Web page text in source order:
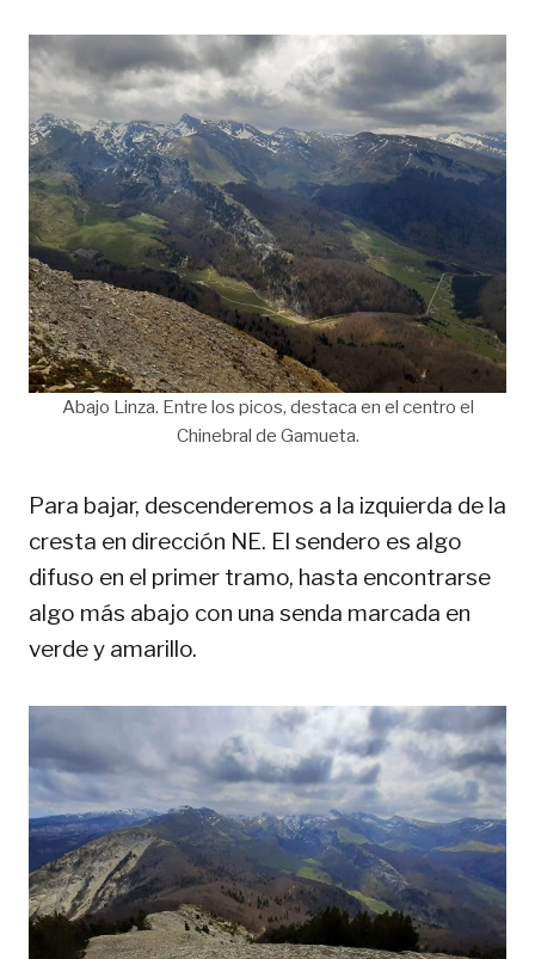
Abajo Linza. Entre los picos, destaca en el centro el
Chinebral de Gamueta.
Para bajar, descenderemos a la izquierda de la
cresta en dirección NE. El sendero es algo
difuso en el primer tramo, hasta encontrarse
algo más abajo con una senda marcada en
verde y amarillo.